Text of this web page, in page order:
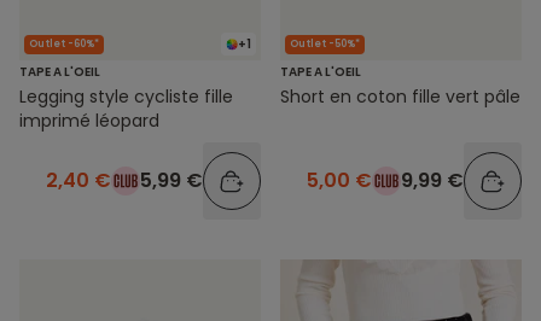
+1
Outlet -60%*
TAPE A L'OEIL
Legging style cycliste fille
imprimé léopard
2,40 € 5,99 €
Outlet -50%*
TAPE A L'OEIL
Short en coton fille vert pâle
5,00 € 9,99 €